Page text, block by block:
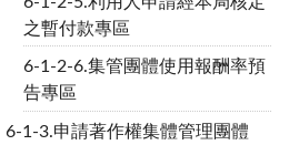
之暫付款專區
6-1-2-6.集管團體使用報酬率預
告專區
6-1-3.申請著作權集體管理團體